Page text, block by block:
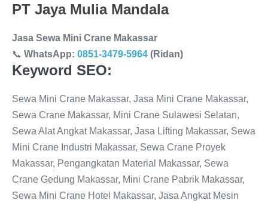
PT Jaya Mulia Mandala
Jasa Sewa Mini Crane Makassar
📞 WhatsApp: 0851-3479-5964 (Ridan)
Keyword SEO:
Sewa Mini Crane Makassar, Jasa Mini Crane Makassar,
Sewa Crane Makassar, Mini Crane Sulawesi Selatan,
Sewa Alat Angkat Makassar, Jasa Lifting Makassar, Sewa
Mini Crane Industri Makassar, Sewa Crane Proyek
Makassar, Pengangkatan Material Makassar, Sewa
Crane Gedung Makassar, Mini Crane Pabrik Makassar,
Sewa Mini Crane Hotel Makassar, Jasa Angkat Mesin